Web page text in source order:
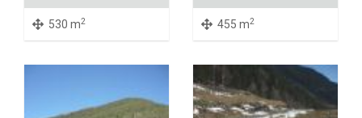
530 m2 455 m2